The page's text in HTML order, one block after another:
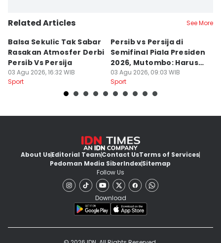
Related Articles See More
Balsa Sekulic Tak Sabar
Rasakan Atmosfer Derbi
Persib Vs Persija
03 Agu 2026, 16:32 WIB
Sport
Persib vs Persija di
Semifinal Piala Presiden
2026, Mutombo: Harus
Menang
03 Agu 2026, 09:03 WIB
Sport
About UsEditorial TeamContact UsTerms of Services
Pedoman Media SiberIndexSitemap
Follow Us
Download